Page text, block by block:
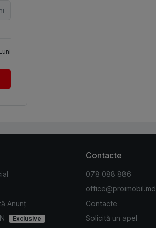
Anunț
Exclusive
Contacte
078 088 886
office@proimobil.md
Contacte
Solicită un apel